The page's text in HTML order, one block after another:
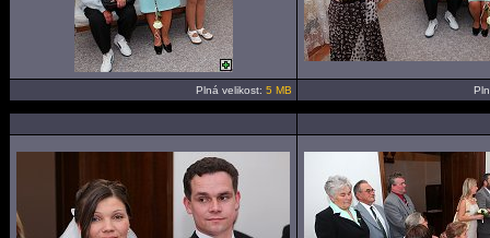
Plná velikost: 5 MB